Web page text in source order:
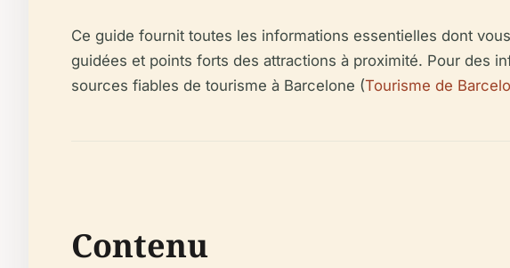
Ce guide fournit toutes les informations essentielles dont
guidées et points forts des attractions à proximité. Pour des
sources fiables de tourisme à Barcelone (Tourisme de
Contenu